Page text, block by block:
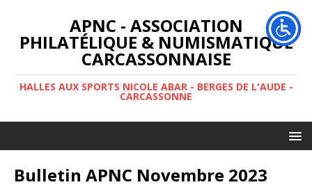
APNC - ASSOCIATION
PHILATÉLIQUE & NUMISMATIQUE
CARCASSONNAISE
HALLES AUX SPORTS NICOLE ABAR - BERGES DE L'AUDE -
CARCASSONNE
Bulletin APNC Novembre 2023